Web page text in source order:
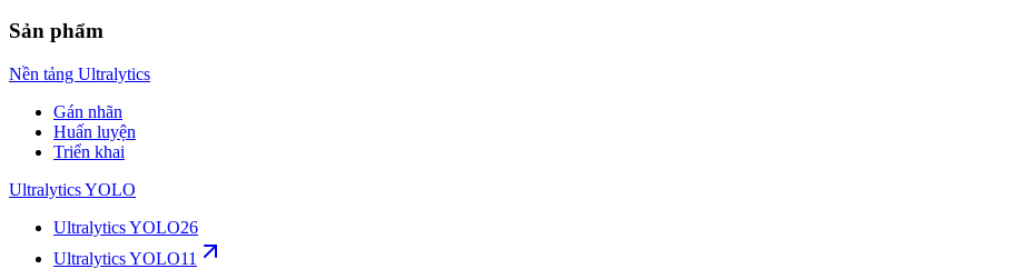
Sản phẩm
Nền tảng Ultralytics
Gán nhãn
Huấn luyện
Triển khai
Ultralytics YOLO
Ultralytics YOLO26
Ultralytics YOLO11